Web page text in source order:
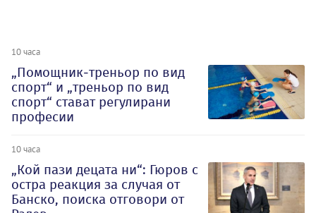
10 часа
„Помощник-треньор по вид
спорт“ и „треньор по вид
спорт“ стават регулирани
професии
10 часа
„Кой пази децата ни“: Гюров с
остра реакция за случая от
Банско, поиска отговори от